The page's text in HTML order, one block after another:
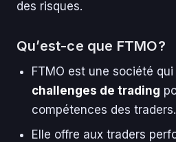
des risques.
Qu’est-ce que FTMO?
FTMO est une société
challenges de trading
compétences des traders.
Elle offre aux traders